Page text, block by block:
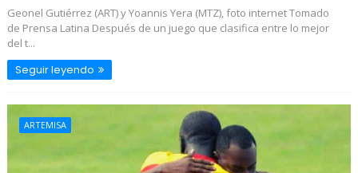
Geonel Gutiérrez (ART) y Yoannis Yera (MTZ), foto internet Tomado
de Prensa Latina Después de un juego que clasifica entre lo mejor
del t...
Seguir leyendo
ARTEMISA